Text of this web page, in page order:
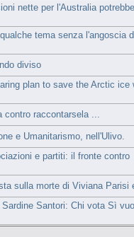
nette per l'Australia potrebbe
tema senza l'angoscia
diviso
plan to save the Arctic ice
raccontarsela ...
e Umanitarismo, nell'Ulivo.
e partiti: il fronte contro
sulla morte di Viviana Parisi
Santori: Chi vota Sì